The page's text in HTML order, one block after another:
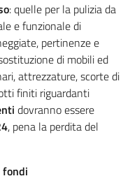
: quelle per la pulizia da
e funzionale di
pertinenze e
di mobili ed
attrezzature, scorte di
finiti riguardanti
dovranno essere
, pena la perdita del
fondi